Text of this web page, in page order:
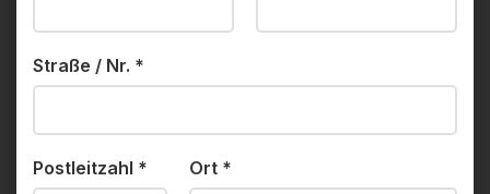
Straße / Nr. *
Postleitzahl * Ort *